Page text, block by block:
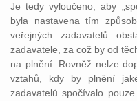
Je tedy vyloučeno, aby
byla nastavena tím
veřejných zadavatelů
zadavatele, za což by od
na plnění. Rovněž nelze
vztahů, kdy by plnění
zadavatelů spočívalo